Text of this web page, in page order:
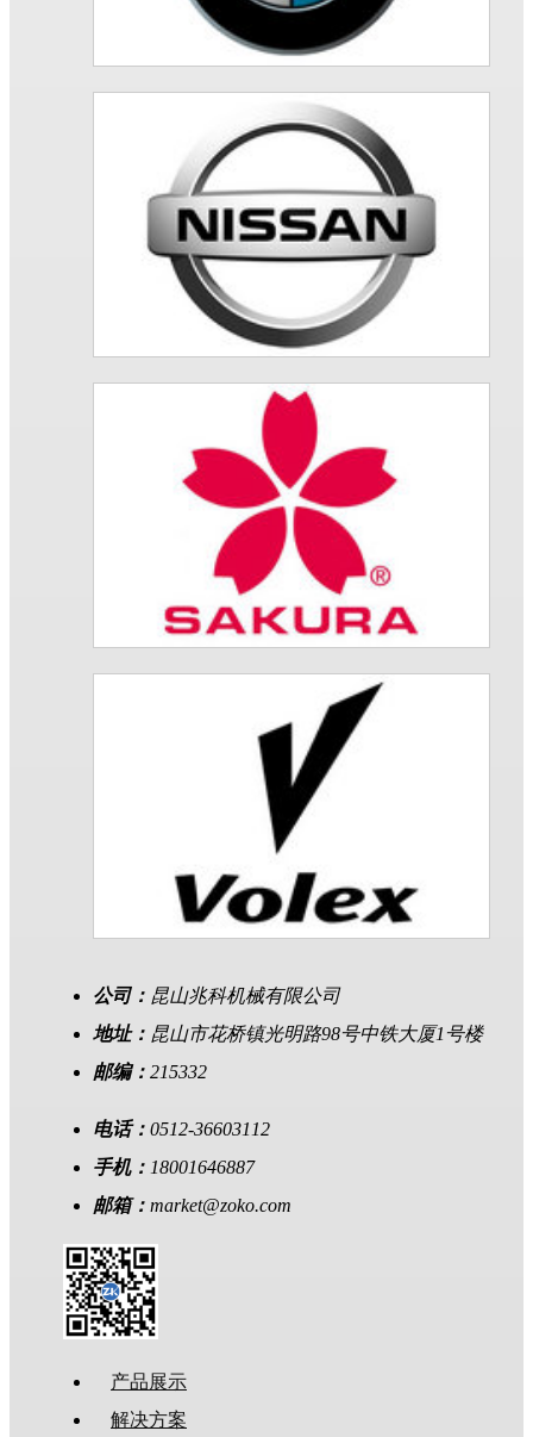
公司： 昆山兆科机械有限公司
地址： 昆山市花桥镇光明路98号中铁大厦1号楼
邮编： 215332
电话： 0512-36603112
手机： 18001646887
邮箱： market@zoko.com
产品展示
解决方案